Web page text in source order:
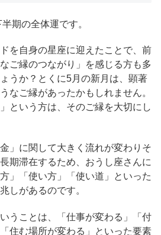
期の全体運です。
を自身の星座に迎えたことで、前
ご縁のつながり」を感じる方も多
うか？とくに5月の新月は、顕著
なご縁があったかもしれません。
という方は、そのご縁を大切にし
」に関して大きく流れが変わりそ
期滞在するため、おうし座さんに
」「使い方」「使い道」といった
しがあるのです。
うことは、「仕事が変わる」「付
住む場所が変わる」といった要素